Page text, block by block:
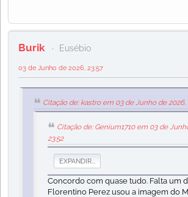
Burik Eusébio
03 de Junho de 2026, 23:57
Citação de: kastro em 03 de Junho de 2026,
Citação de: Genium1710 em 03 de
23:52
EXPANDIR...
Concordo com quase tudo. Falta um
Florentino Perez usou a imagem do